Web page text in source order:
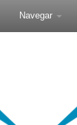
Navegar